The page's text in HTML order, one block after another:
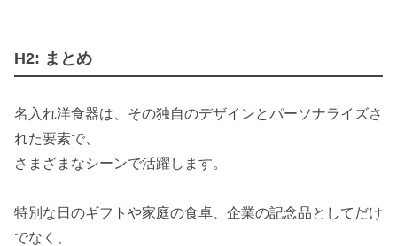
H2: まとめ
名入れ洋食器は、その独自のデザインとパーソナライズさ
れた要素で、
さまざまなシーンで活躍します。
特別な日のギフトや家庭の食卓、企業の記念品としてだけ
でなく、